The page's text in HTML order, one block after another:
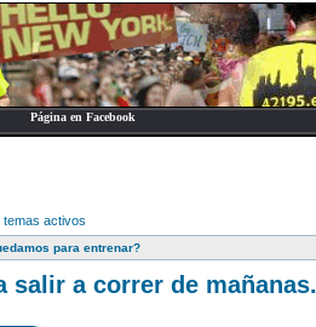
Página en Facebook
temas activos
para entrenar?
salir a correr de